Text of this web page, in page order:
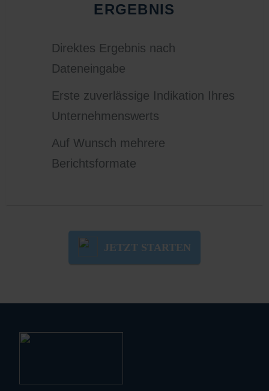
ERGEBNIS
Direktes Ergebnis nach
Dateneingabe
Erste zuverlässige Indikation Ihres
Unternehmenswerts
Auf Wunsch mehrere
Berichtsformate
JETZT STARTEN